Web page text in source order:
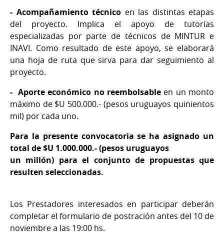
- Acompañamiento técnico en las distintas etapas
del proyecto. Implica el apoyo de tutorías
especializadas por parte de técnicos de MINTUR e
INAVI. Como resultado de este apoyo, se elaborará
una hoja de ruta que sirva para dar seguimiento al
proyecto.
- Aporte económico no reembolsableen un monto
máximo de $U 500.000.- (pesos uruguayos quinientos
mil) por cada uno.
Para la presente convocatoria se ha asignado un
total de $U 1.000.000.- (pesos uruguayos
un millón) para el conjunto de propuestas que
resulten seleccionadas.
Los Prestadores interesados en participar deberán
completar el formulario de postración antes del 10 de
noviembre a las 19:00 hs.